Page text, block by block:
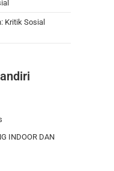
Kritik Sosial
INDOOR DAN